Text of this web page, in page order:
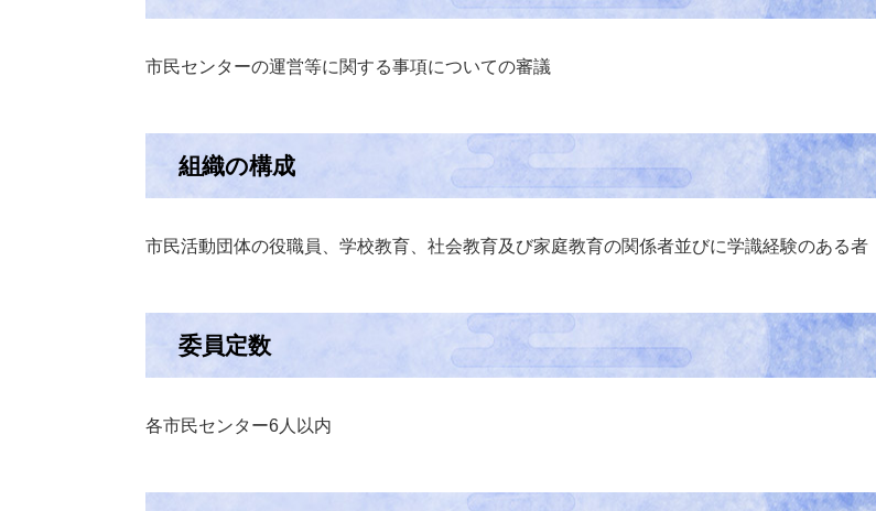
市民センターの運営等に関する事項についての審議
組織の構成
市民活動団体の役職員、学校教育、社会教育及び家庭教育の関係者並びに学識経験のある者
委員定数
各市民センター6人以内